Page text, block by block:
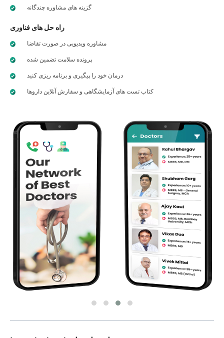
گزینه های مشاوره چندگانه
راه حل های فناوری
مشاوره ویدیویی در صورت تقاضا
پرونده سلامت تضمین شده
درمان خود را پیگیری و برنامه ریزی کنید
کتاب تست های آزمایشگاهی و سفارش آنلاین داروها